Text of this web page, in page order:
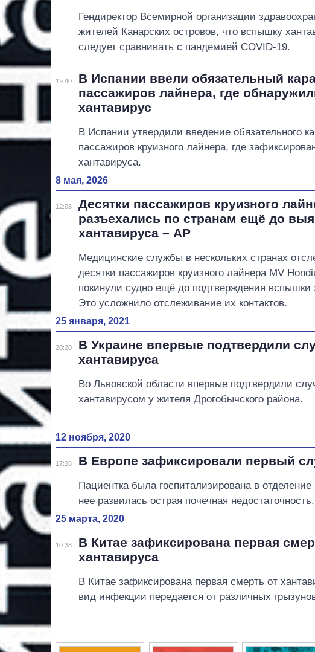
Гендиректор Всемирной организации
жителей Канарских островов, что вспышку
следует сравнивать с пандемией COVID-19.
19:40
В Испании ввели обязательный
пассажиров лайнера, где
хантавирус
В Испании утвердили введение обязательного
пассажиров круизного лайнера, где
хантавируса.
8 мая, 2026
12:08
Десятки пассажиров круизного
разъехались по странам ещё до
хантавируса – AP
Медицинские службы в нескольких странах
десятки пассажиров круизного лайнера MV
покинули судно ещё до подтверждения вспышки
Это усложнило отслеживание их контактов.
25 января, 2021
20:20
В Украине впервые подтвердили
хантавируса
Во Львовской области впервые подтвердили
хантавирусом у жителя Дрогобычского района.
12 ноября, 2020
17:28 В Европе зафиксировали первый
Пациентка была госпитализирована в
нее развилась острая почечная недостаточность.
25 марта, 2020
10:38
В Китае зафиксирована первая
хантавируса
В Китае зафиксирована первая смерть от
вид инфекции передается от различных